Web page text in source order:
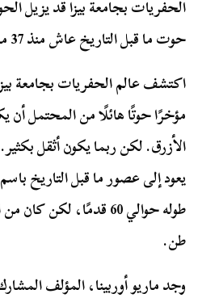
الحفريات بجامعة بيزا قد يزيل
حوت ما قبل التاريخ عاش منذ 37 مليون سنة.
اكتشف عالم الحفريات بجامعة
مؤخرًا حوتًا هائلًا من المحتمل
الأزرق. لكن ربما يكون أثقل
يعود إلى عصور ما قبل التاريخ
طن.
وجد ماريو أوربينا، المؤلف